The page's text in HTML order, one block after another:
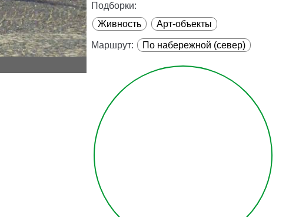
Подборки:
Живность
Арт-объекты
Маршрут: По набережной (север)